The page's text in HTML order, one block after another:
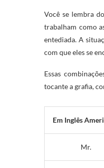
Você se lembra
trabalham como
entediada. A
com que eles se
Essas
tocante a grafia,
Em Inglês
Mr.